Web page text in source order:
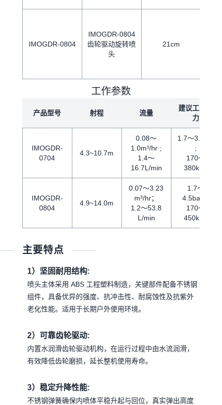
IMOGDR-0804
IMOGDR-0804
齿轮驱动旋转喷
头
21cm
工作参数
产品型号 射程 流量
建议工作压
力
IMOGDR-
0704
4.3~10.7m
0.08～
1.0m³/hr ;
1.4～
16.7L/min
1.7～3.8bar
;
170～
380kPa
IMOGDR-
0804
4.9~14.0m
0.07～3.23
m³/hr；
1.2～53.8
L/min
1.7～
4.5bar；
170～
450kPa
主要特点
1）坚固耐用结构:
喷头主体采用 ABS 工程塑料制造，关键部件配备不锈钢
组件，具备优异的强度、抗冲击性、耐腐蚀性及抗紫外
老化性能。适用于长期户外使用环境。
2）可靠齿轮驱动:
内置水润滑齿轮驱动机构，在运行过程中由水流润滑，
有效降低齿轮磨损，延长整机使用寿命。
3）稳定升降性能:
不锈钢弹簧确保内喷体平稳升起与回位，真实弹出高度